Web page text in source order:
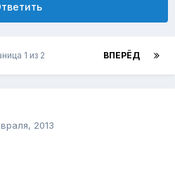
ВПЕРЁД
1 из 2
2013